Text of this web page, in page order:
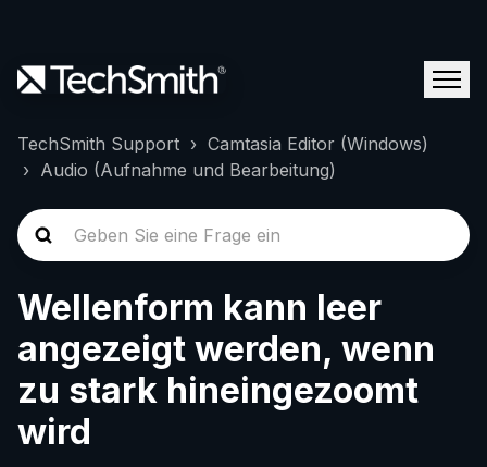
TechSmith Support
Camtasia Editor (Windows)
Audio (Aufnahme und Bearbeitung)
Wellenform kann leer
angezeigt werden, wenn
zu stark hineingezoomt
wird